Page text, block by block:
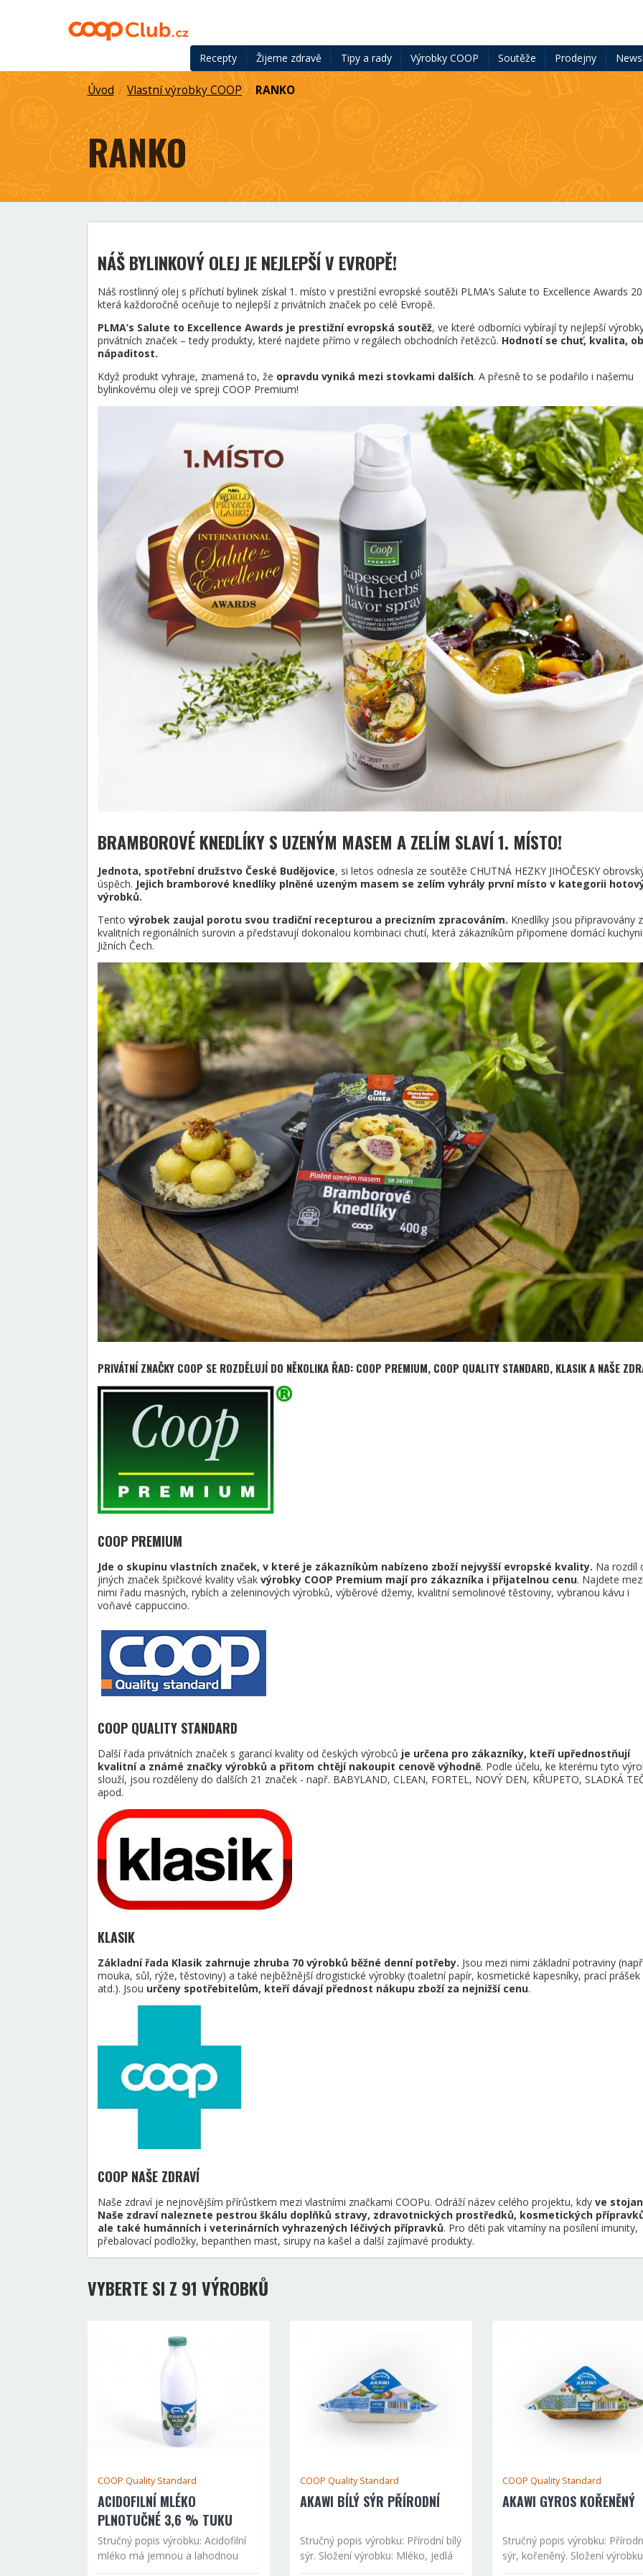
Recepty Žijeme zdravě Tipy a rady Výrobky COOP Soutěže Prodejny
Úvod / Vlastní výrobky COOP / RANKO
RANKO
NÁŠ BYLINKOVÝ OLEJ JE NEJLEPŠÍ V EVROPĚ!
Náš rostlinný olej s příchutí bylinek získal 1. místo v prestižní evropské soutěži PLMA’s Salute to Excellence Awards
která každoročně oceňuje to nejlepší z privátních značek po celé Evropě.
PLMA’s Salute to Excellence Awards je prestižní evropská soutěž, ve které odborníci vybírají ty nejlepší
privátních značek – tedy produkty, které najdete přímo v regálech obchodních řetězců. Hodnotí se chuť, kvalita,
nápaditost.
Když produkt vyhraje, znamená to, že opravdu vyniká mezi stovkami dalších. A přesně to se podařilo i našemu
bylinkovému oleji ve spreji COOP Premium!
BRAMBOROVÉ KNEDLÍKY S UZENÝM MASEM A ZELÍM SLAVÍ 1. MÍSTO!
Jednota, spotřební družstvo České Budějovice, si letos odnesla ze soutěže CHUTNÁ HEZKY JIHOČESKY
úspěch. Jejich bramborové knedlíky plněné uzeným masem se zelím vyhrály první místo v kategorii
výrobků.
Tento výrobek zaujal porotu svou tradiční recepturou a precizním zpracováním. Knedlíky jsou připravovány z
kvalitních regionálních surovin a představují dokonalou kombinaci chutí, která zákazníkům připomene domácí kuchyni
Jižních Čech.
PRIVÁTNÍ ZNAČKY COOP SE ROZDĚLUJÍ DO NĚKOLIKA ŘAD: COOP PREMIUM, COOP QUALITY STANDARD, KLASIK A NAŠE
COOP PREMIUM
Jde o skupinu vlastních značek, v které je zákazníkům nabízeno zboží nejvyšší evropské kvality. Na rozdíl
jiných značek špičkové kvality však výrobky COOP Premium mají pro zákazníka i přijatelnou cenu. Najdete mezi
nimi řadu masných, rybích a zeleninových výrobků, výběrové džemy, kvalitní semolinové těstoviny, vybranou kávu i
voňavé cappuccino.
COOP QUALITY STANDARD
Další řada privátních značek s garancí kvality od českých výrobců je určena pro zákazníky, kteří upřednostňují
kvalitní a známé značky výrobků a přitom chtějí nakoupit cenově výhodně. Podle účelu, ke kterému tyto
slouží, jsou rozděleny do dalších 21 značek - např. BABYLAND, CLEAN, FORTEL, NOVÝ DEN, KŘUPETO, SLADKÁ
apod.
KLASIK
Základní řada Klasik zahrnuje zhruba 70 výrobků běžné denní potřeby. Jsou mezi nimi základní potraviny
mouka, sůl, rýže, těstoviny) a také nejběžnější drogistické výrobky (toaletní papír, kosmetické kapesníky, prací prášek
atd.). Jsou určeny spotřebitelům, kteří dávají přednost nákupu zboží za nejnižší cenu.
COOP NAŠE ZDRAVÍ
Naše zdraví je nejnovějším přírůstkem mezi vlastními značkami COOPu. Odráží název celého projektu, kdy ve
Naše zdraví naleznete pestrou škálu doplňků stravy, zdravotnických prostředků, kosmetických
ale také humánních i veterinárních vyhrazených léčivých přípravků. Pro děti pak vitamíny na posílení imunity,
přebalovací podložky, bepanthen mast, sirupy na kašel a další zajímavé produkty.
VYBERTE SI Z 91 VÝROBKŮ
COOP Quality Standard
ACIDOFILNÍ MLÉKO
PLNOTUČNÉ 3,6 % TUKU
Stručný popis výrobku: Acidofilní
mléko má jemnou a lahodnou
chuť a je vhodné pro všechny
COOP Quality Standard
AKAWI BÍLÝ SÝR PŘÍRODNÍ
Stručný popis výrobku: Přírodní bílý
sýr. Složení výrobku: Mléko, jedlá
sůl, mlékárenské kultury Sušina 43
COOP Quality Standard
AKAWI GYROS KOŘENĚNÝ
Stručný popis výrobku:
sýr, kořeněný. Složení
mléko, jedlá sůl, kořenicí